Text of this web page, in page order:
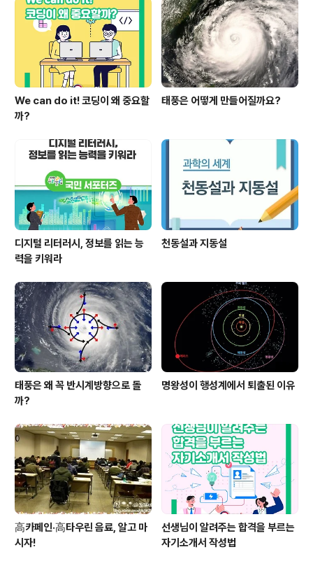
19 감염예방 관리 안내 제6판(이하 학교 방역지침 제6판)」
에 대해서도 논의하였으며, 그 주요 내용은 다음과 같다. 먼
저, 학교 내 확..
We can do it! 코딩이 왜 중요할
까?
태풍은 어떻게 만들어질까요?
디지털 리터러시, 정보를 읽는 능
력을 키워라
천동설과 지동설
태풍은 왜 꼭 반시계방향으로 돌
까?
명왕성이 행성계에서 퇴출된 이유
高카페인·高타우린 음료, 알고 마
시자!
선생님이 알려주는 합격을 부르는
자기소개서 작성법